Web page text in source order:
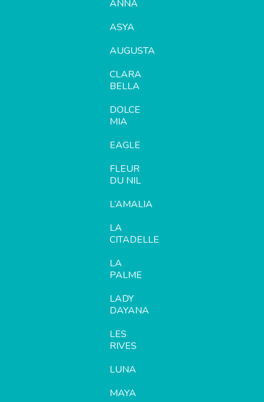
ANNA
ASYA
AUGUSTA
CLARA
BELLA
DOLCE
MIA
EAGLE
FLEUR
DU NIL
L’AMALIA
LA
CITADELLE
LA
PALME
LADY
DAYANA
LES
RIVES
LUNA
MAYA